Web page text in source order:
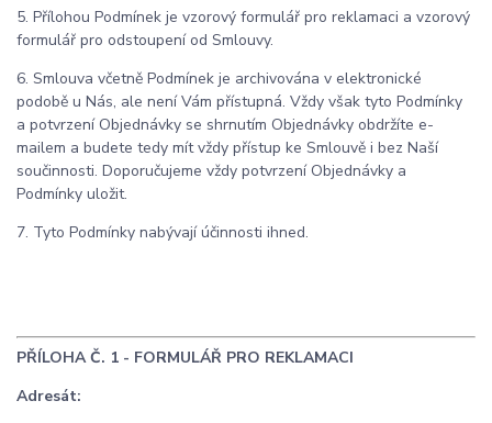
5. Přílohou Podmínek je vzorový formulář pro reklamaci a vzorový
formulář pro odstoupení od Smlouvy.
6. Smlouva včetně Podmínek je archivována v elektronické
podobě u Nás, ale není Vám přístupná. Vždy však tyto Podmínky
a potvrzení Objednávky se shrnutím Objednávky obdržíte e-
mailem a budete tedy mít vždy přístup ke Smlouvě i bez Naší
součinnosti. Doporučujeme vždy potvrzení Objednávky a
Podmínky uložit.
7. Tyto Podmínky nabývají účinnosti ihned.
PŘÍLOHA Č. 1 - FORMULÁŘ PRO REKLAMACI
Adresát: